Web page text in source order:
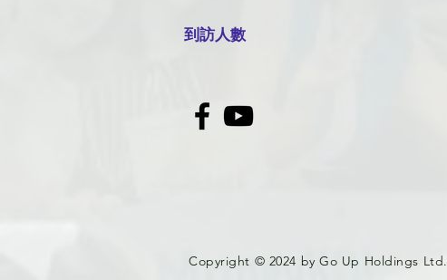
​到訪人數
Copyright © 2024 by Go Up Holdings Ltd.